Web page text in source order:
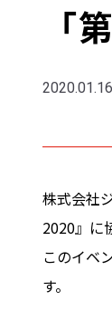
「
2020.01.16
株式会社
2020』に
このイベ
す。